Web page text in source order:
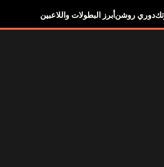
دوري روشن أبرز البطولات واللاعبين